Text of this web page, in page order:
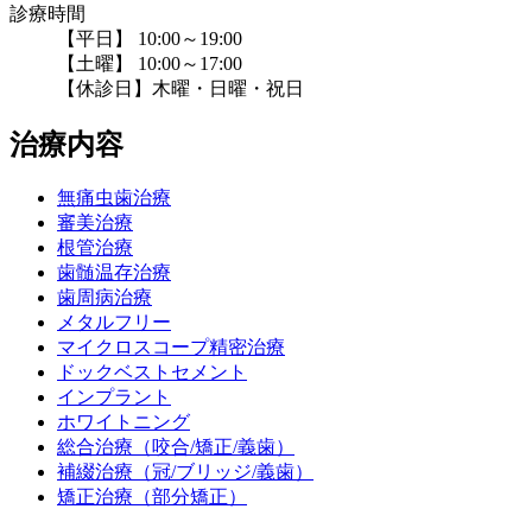
診療時間
【平日】 10:00～19:00
【土曜】 10:00～17:00
【休診日】木曜・日曜・祝日
治療内容
無痛虫歯治療
審美治療
根管治療
歯髄温存治療
歯周病治療
メタルフリー
マイクロスコープ精密治療
ドックベストセメント
インプラント
ホワイトニング
総合治療（咬合/矯正/義歯）
補綴治療（冠/ブリッジ/義歯）
矯正治療（部分矯正）